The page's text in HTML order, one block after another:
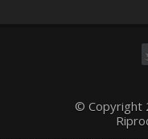
© Copyright